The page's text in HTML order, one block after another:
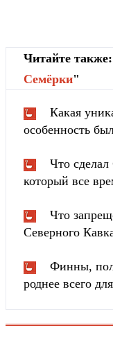
Читайте
Cемёрки"
Какая
особенность
Что сделал
который все
Что
Северного
Финны,
роднее всего